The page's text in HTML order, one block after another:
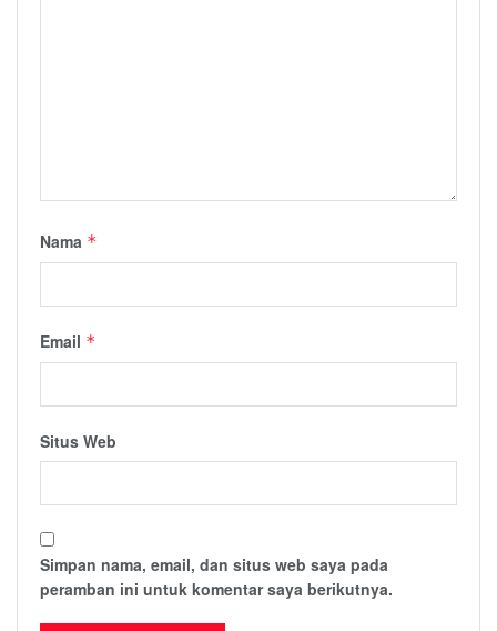
Nama *
Email *
Situs Web
Simpan nama, email, dan situs web saya pada
peramban ini untuk komentar saya berikutnya.